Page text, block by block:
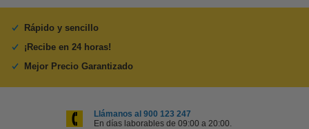
Rápido y sencillo
¡Recibe en 24 horas!
Mejor Precio Garantizado
Llámanos al 900 123 247
En días laborables de 09:00 a 20:00.